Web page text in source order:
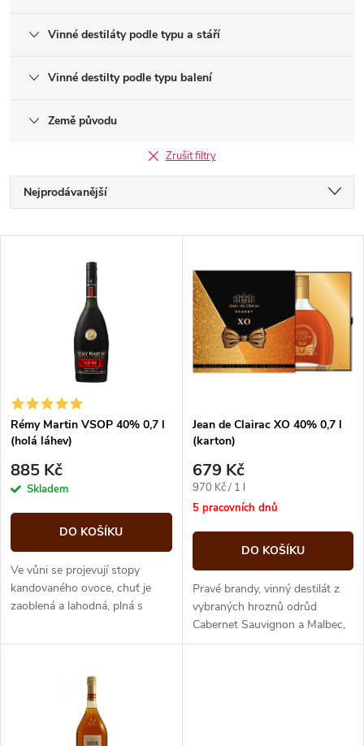
Vinné destiláty podle typu a stáří
Vinné destilty podle typu balení
Země původu
Zrušit filtry
Ř
a
í
p
r
o
d
u
k
Nejprodávanější
s
p
r
o
d
u
Rémy Martin VSOP 40% 0,7 l
(holá láhev)
885 Kč
Skladem
DO KOŠÍKU
Ve vůni se projevují stopy
kandovaného ovoce, chuť je
zaoblená a lahodná, plná s
Jean de Clairac XO 40% 0,7 l
(karton)
679 Kč
Měrná
cena:
970 Kč / 1 l
5 pracovních dnů
DO KOŠÍKU
Pravé brandy, vinný destilát z
vybraných hroznů odrůd
Cabernet Sauvignon a Malbec,
zrající nejméně 8 let v dubových